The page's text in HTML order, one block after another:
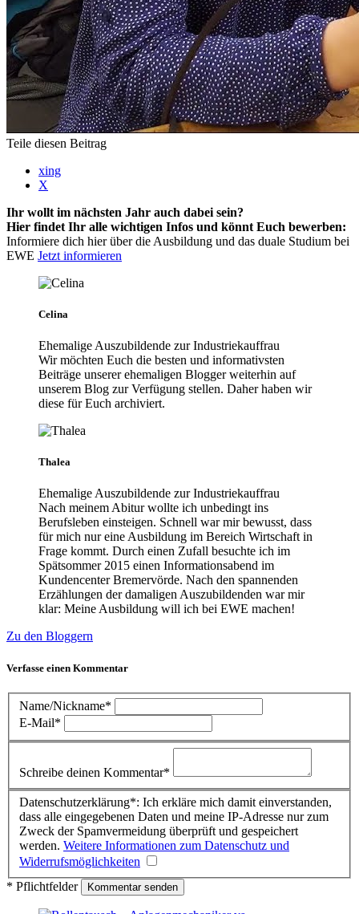
Teile diesen Beitrag
xing
X
Ihr wollt im nächsten Jahr auch dabei sein?
Hier findet Ihr alle wichtigen Infos und könnt Euch bewerben:
Informiere dich hier über die Ausbildung und das duale Studium bei
EWE Jetzt informieren
Celina
Ehemalige Auszubildende zur Industriekauffrau
Wir möchten Euch die besten und informativsten
Beiträge unserer ehemaligen Blogger weiterhin auf
unserem Blog zur Verfügung stellen. Daher haben wir
diese für Euch archiviert.
Thalea
Ehemalige Auszubildende zur Industriekauffrau
Nach meinem Abitur wollte ich unbedingt ins
Berufsleben einsteigen. Schnell war mir bewusst, dass
für mich nur eine Ausbildung im Bereich Wirtschaft in
Frage kommt. Durch einen Zufall besuchte ich im
Spätsommer 2015 einen Informationsabend im
Kundencenter Bremervörde. Nach den spannenden
Erzählungen der damaligen Auszubildenden war mir
klar: Meine Ausbildung will ich bei EWE machen!
Zu den Bloggern
Verfasse einen Kommentar
Name/Nickname*
E-Mail*
Schreibe deinen Kommentar*
Datenschutzerklärung*: Ich erkläre mich damit einverstanden,
dass alle eingegebenen Daten und meine IP-Adresse nur zum
Zweck der Spamvermeidung überprüft und gespeichert
werden. Weitere Informationen zum Datenschutz und
Widerrufsmöglichkeiten
* Pflichtfelder